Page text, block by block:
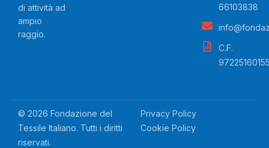
di attività ad
ampio
raggio.
66103838
C.F.
© 2026 Fondazione del
Tessile Italiano. Tutti i diritti
riservati.
Privacy Policy
Cookie Policy